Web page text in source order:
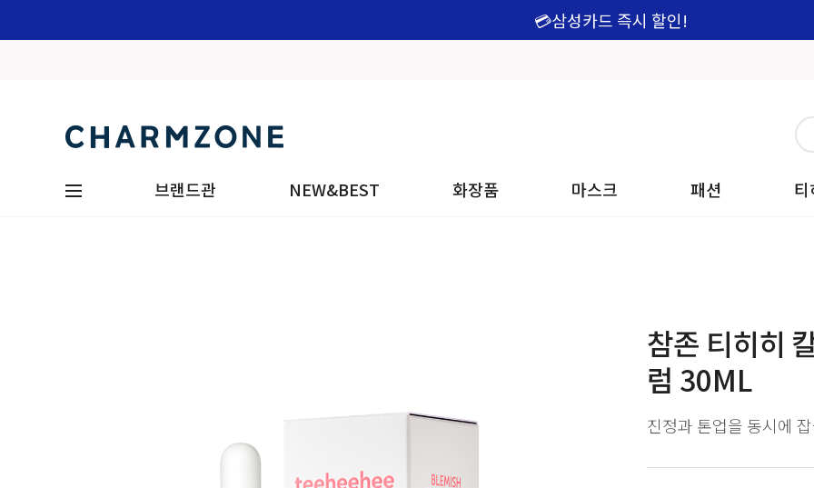
💳삼성카드 즉시 할인!
브랜드관 NEW&BEST 화장품 마스크 패션
참존 티히히
럼 30ML
진정과 톤업을 동시에